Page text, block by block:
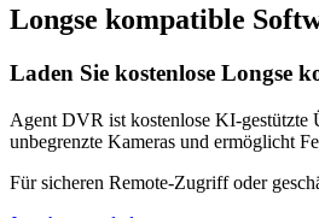
Longse kompatible
Laden Sie kostenlose Longse
Agent DVR ist kostenlose KI-gestützte
unbegrenzte Kameras und ermöglicht
Für sicheren Remote-Zugriff oder